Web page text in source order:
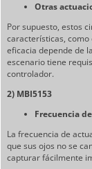
Otras
Por supuesto, estos
características, como
eficacia depende de
escenario tiene
controlador.
2) MBI5153
Frecuencia
La frecuencia de
que sus ojos no se
capturar fácilmente